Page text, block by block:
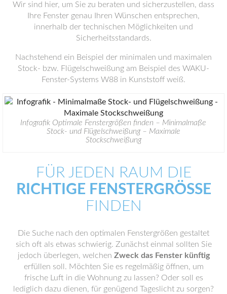
Wir sind hier, um Sie zu beraten und sicherzustellen, dass
Ihre Fenster genau Ihren Wünschen entsprechen,
innerhalb der technischen Möglichkeiten und
Sicherheitsstandards.
Nachstehend ein Beispiel der minimalen und maximalen
Stock- bzw. Flügelschweißung am Beispiel des WAKU-
Fenster-Systems W88 in Kunststoff weiß.
Infografik Optimale Fenstergrößen finden – Minimalmaße
Stock- und Flügelschweißung – Maximale
Stockschweißung
FÜR JEDEN RAUM DIE
RICHTIGE FENSTERGRÖSSE
FINDEN
Die Suche nach den optimalen Fenstergrößen gestaltet
sich oft als etwas schwierig. Zunächst einmal sollten Sie
jedoch überlegen, welchen Zweck das Fenster künftig
erfüllen soll. Möchten Sie es regelmäßig öffnen, um
frische Luft in die Wohnung zu lassen? Oder soll es
lediglich dazu dienen, für genügend Tageslicht zu sorgen?